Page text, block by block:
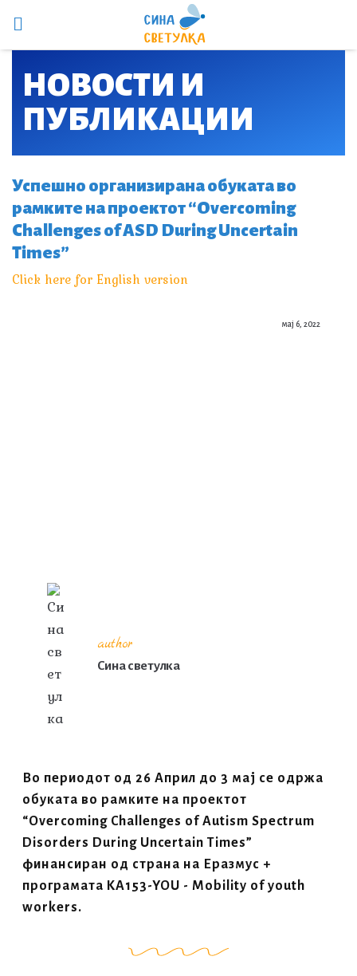
НОВОСТИ И
ПУБЛИКАЦИИ​
Успешно организирана обуката во
рамките на проектот “Overcoming
Challenges of ASD During Uncertain
Times”
Click here for English version
мај 6, 2022
author
Сина светулка
Во периодот од 26 Април до 3 мај се одржа
обуката во рамките на проектот
“Overcoming Challenges of Autism Spectrum
Disorders During Uncertain Times”
финансиран од страна на Еразмус +
програмата KA153-YOU - Mobility of youth
workers.